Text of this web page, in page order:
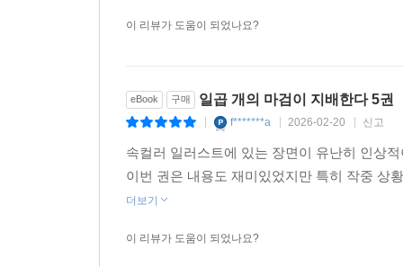
이 리뷰가 도움이 되었나요?
eBook 구매 일곱 개의 마검이 지배한다 5권
f*******a 2026-02-20 신고
속컬러 일러스트에 있는 장면이 유난히 인상
이번 권은 내용도 재미있었지만 특히 작중 상
더보기
이 리뷰가 도움이 되었나요?